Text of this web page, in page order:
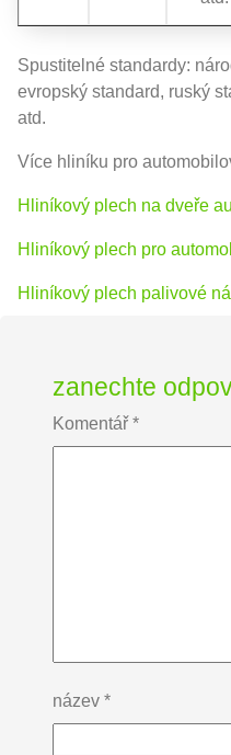
Spustitelné standardy:
evropský standard, ruský
atd.
Více hliníku pro
Hliníkový plech na dveře
Hliníkový plech pro
Hliníkový plech palivové
zanechte
Komentář *
název *